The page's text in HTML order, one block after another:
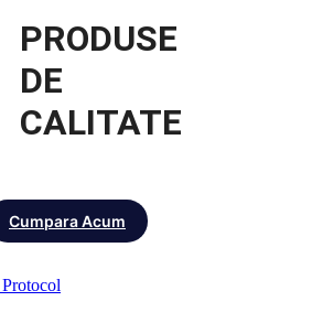
PRODUSE
DE
CALITATE
Cumpara Acum